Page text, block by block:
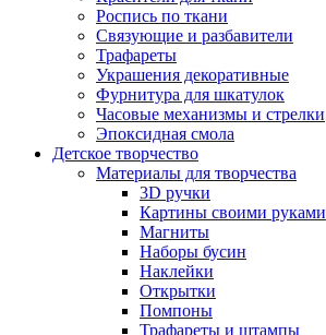
Роспись по ткани
Связующие и разбавители
Трафареты
Украшения декоративные
Фурнитура для шкатулок
Часовые механизмы и стрелки
Эпоксидная смола
Детское творчество
Материалы для творчества
3D ручки
Картины своими руками
Магниты
Наборы бусин
Наклейки
Открытки
Помпоны
Трафареты и штампы